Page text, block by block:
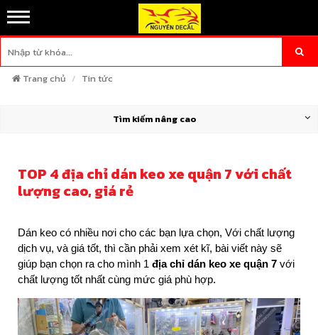
Trang chủ Tin tức
Tìm kiếm nâng cao
TOP 4 địa chỉ dán keo xe quận 7 với chất
lượng cao, giá rẻ
Dán keo có nhiều nơi cho các bạn lựa chọn, Với chất lượng
dịch vụ, và giá tốt, thì cần phải xem xét kĩ, bài viết này sẽ
giúp bạn chọn ra cho mình 1 địa chỉ dán keo xe quận 7 với
chất lượng tốt nhất cùng mức giá phù hợp.